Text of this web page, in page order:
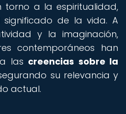
torno a la espiritualidad,
de la vida. A
y la imaginación,
contemporáneos han
las creencias sobre la
su relevancia y
actual.